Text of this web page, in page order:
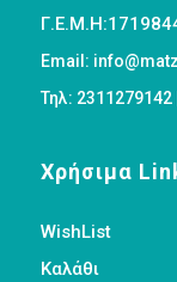
Email:
Τηλ:
Χρήσιμα
WishList
Καλάθι